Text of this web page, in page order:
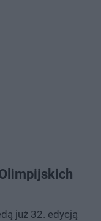
już 32. edycją